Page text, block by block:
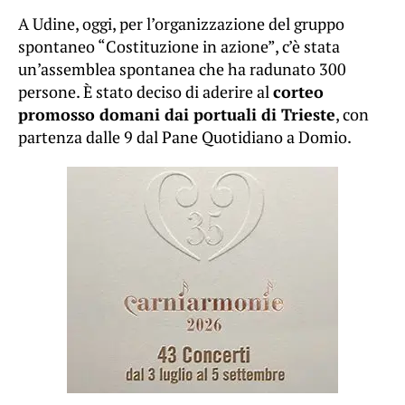
A Udine, oggi, per l’organizzazione del gruppo
spontaneo “Costituzione in azione”, c’è stata
un’assemblea spontanea che ha radunato 300
persone. È stato deciso di aderire alcorteo
promosso domani dai portuali di Trieste, con
partenza dalle 9 dal Pane Quotidiano a Domio.